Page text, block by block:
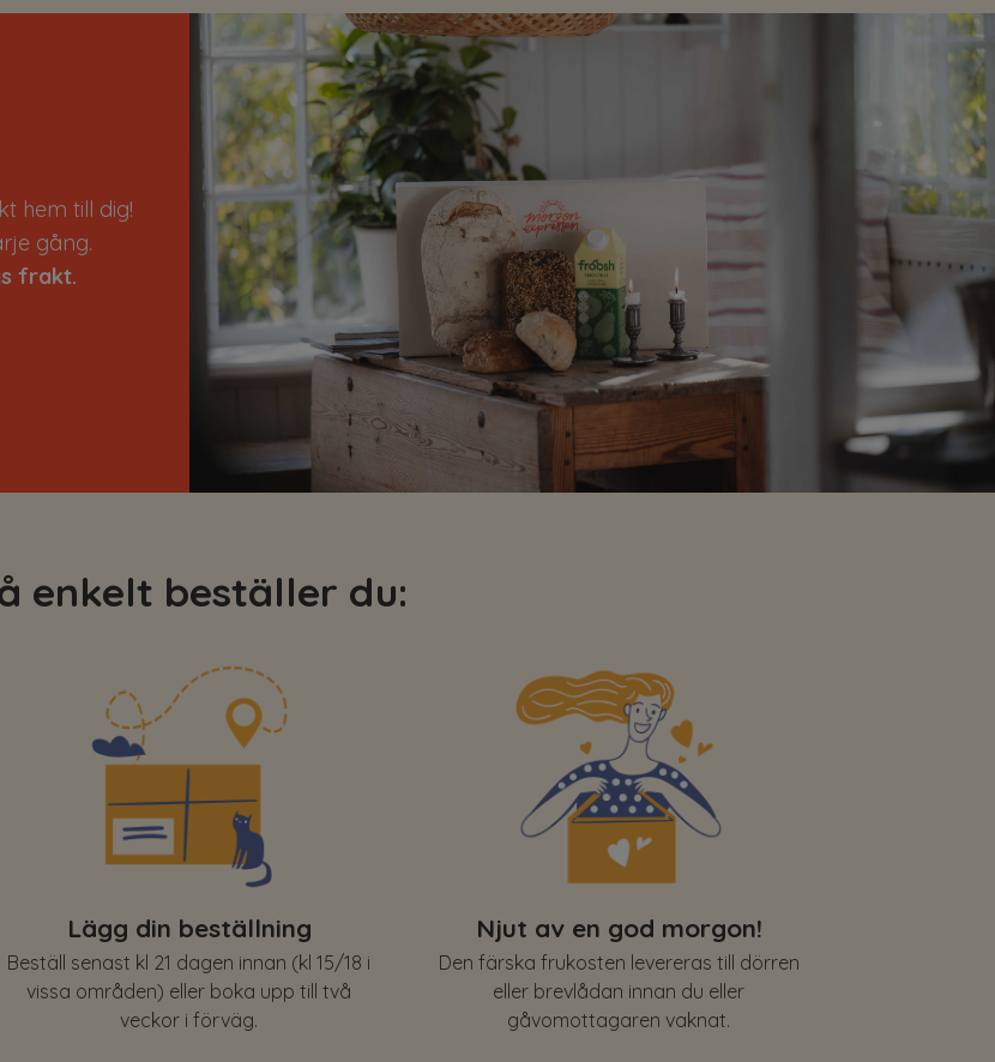
hem till dig!
gång.
frakt.
enkelt beställer du:
Lägg din beställning
Beställ senast kl 21 dagen innan (kl 15/18 i
vissa områden) eller boka upp till två
veckor i förväg.
Njut av en god morgon!
Den färska frukosten levereras till dörren
eller brevlådan innan du eller
gåvomottagaren vaknat.